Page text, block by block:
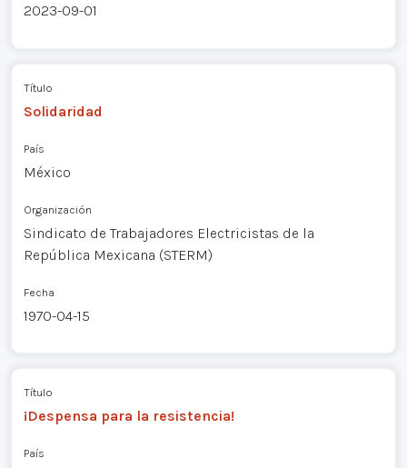
2023-09-01
Título
Solidaridad
País
México
Organización
Sindicato de Trabajadores Electricistas de la
República Mexicana (STERM)
Fecha
1970-04-15
Título
¡Despensa para la resistencia!
País